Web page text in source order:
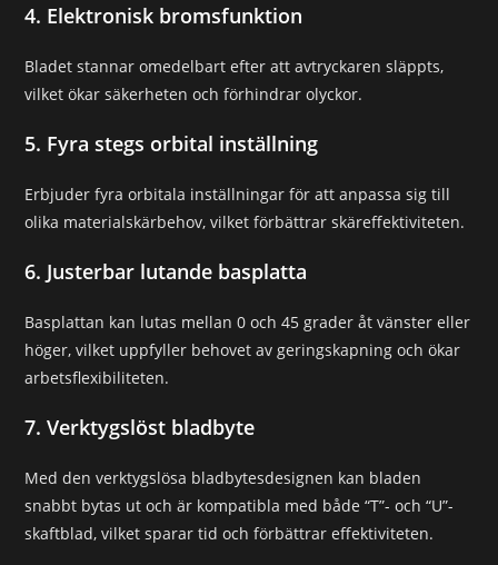
4. Elektronisk bromsfunktion
Bladet stannar omedelbart efter att avtryckaren släppts,
vilket ökar säkerheten och förhindrar olyckor.
5. Fyra stegs orbital inställning
Erbjuder fyra orbitala inställningar för att anpassa sig till
olika materialskärbehov, vilket förbättrar skäreffektiviteten.
6. Justerbar lutande basplatta
Basplattan kan lutas mellan 0 och 45 grader åt vänster eller
höger, vilket uppfyller behovet av geringskapning och ökar
arbetsflexibiliteten.
7. Verktygslöst bladbyte
Med den verktygslösa bladbytesdesignen kan bladen
snabbt bytas ut och är kompatibla med både “T”- och “U”-
skaftblad, vilket sparar tid och förbättrar effektiviteten.